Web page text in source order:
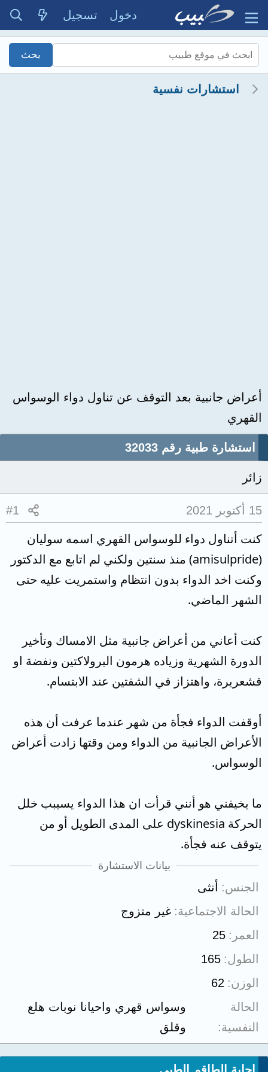
دخول تسجيل
استشارات نفسية
أعراض جانبية بعد التوقف عن تناول دواء الوسواس
القهري
استشارة طبية رقم 32033
زائر
15 أكتوبر 2021 #1
كنت أتناول دواء للوسواس القهري اسمه سوليان
(amisulpride) منذ سنتين ولكني لم اتابع مع الدكتور
وكنت اخد الدواء بدون انتظام واستمريت عليه حتى
الشهر الماضي.
كنت أعاني من أعراض جانبية مثل الامساك وتأخير
الدورة الشهرية وزياده هرمون البرولاكتين ونفضة او
قشعريرة، واهتزاز في الشفتين عند الابتسام.
أوقفت الدواء فجأة من شهر عندما عرفت أن هذه
الأعراض الجانبية من الدواء ومن وقتها زادت أعراض
الوسواس.
ما يخيفني هو أنني قرأت ان هذا الدواء يسيبب خلل
الحركة dyskinesia على المدى الطويل أو من
يتوقف عنه فجأة.
بيانات الاستشارة
الجنس
أنثى
الحالة الاجتماعية غير متزوج
العمر
25
الطول 165
الوزن 62
الحالة
النفسية
وسواس قهري واحيانا نوبات هلع
وقلق